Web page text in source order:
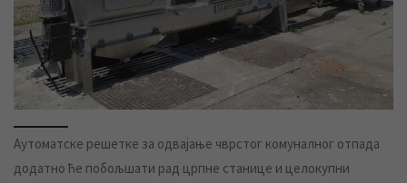
Аутоматске решетке за одвајање чврстог комуналног отпада
додатно ће побољшати рад црпне станице и целокупни